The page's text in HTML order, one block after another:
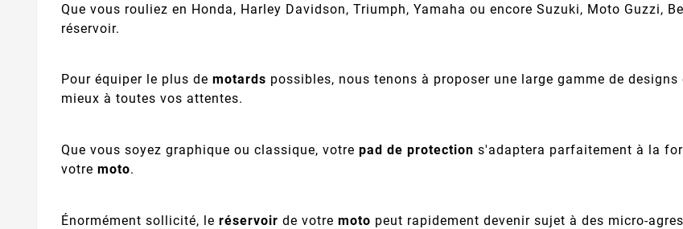
Que vous rouliez en Honda, Harley Davidson, Triumph, Yamaha ou encore Suzuki, Moto Guzzi,
réservoir.
Pour équiper le plus de motards possibles, nous tenons à proposer une large gamme de
mieux à toutes vos attentes.
Que vous soyez graphique ou classique, votre pad de protection s'adaptera parfaitement à la
votre moto.
Énormément sollicité, le réservoir de votre moto peut rapidement devenir sujet à des micro-